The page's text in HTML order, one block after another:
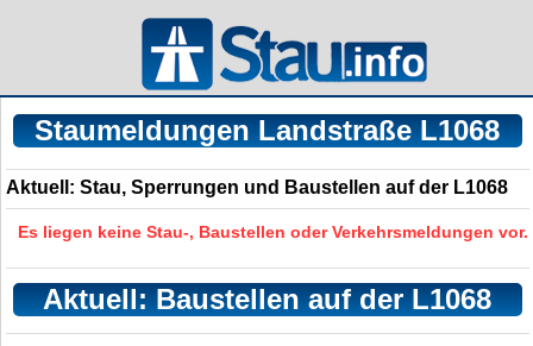
Staumeldungen Landstraße L1068
Aktuell: Stau, Sperrungen und Baustellen auf der L1068
Es liegen keine Stau-, Baustellen oder Verkehrsmeldungen vor.
Aktuell: Baustellen auf der L1068